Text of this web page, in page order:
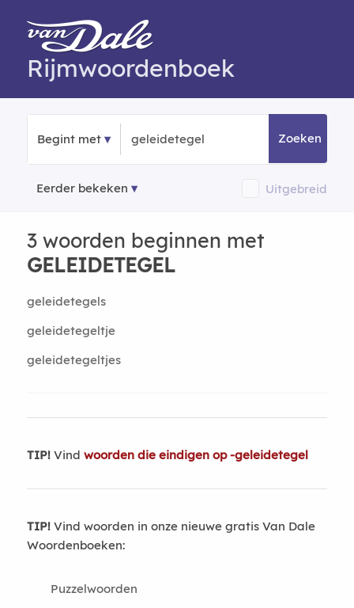
Rijmwoordenboek
Begint met Zoeken
Eerder bekeken Uitgebreid
3 woorden beginnen met
GELEIDETEGEL
geleidetegels
geleidetegeltje
geleidetegeltjes
TIP!Vind woorden die eindigen op -geleidetegel
TIP!Vind woorden in onze nieuwe gratis Van Dale
Woordenboeken:
Puzzelwoorden